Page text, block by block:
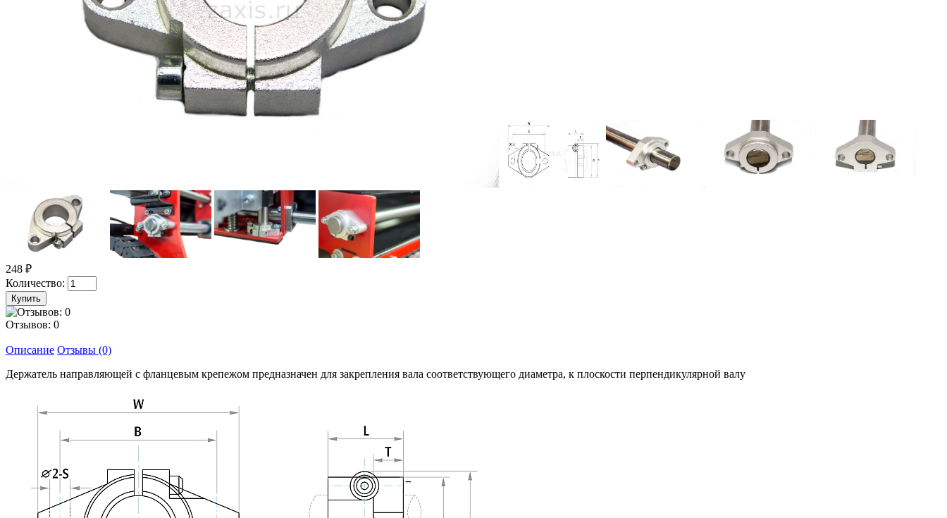
248 ₽
Количество:
Отзывов: 0
Описание Отзывы (0)
Держатель направляющей с фланцевым крепежом предназначен для закрепления вала соответствующего диаметра, к плоскости перпендикулярной валу